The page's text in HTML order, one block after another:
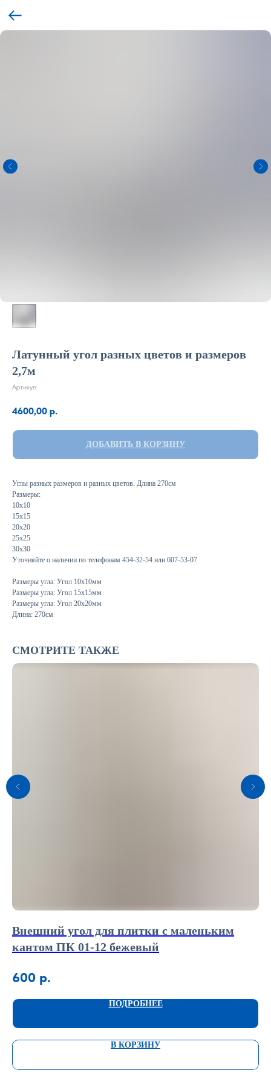
Латунный угол разных цветов и размеров
2,7м
Артикул:
4600,00 р.
ДОБАВИТЬ В КОРЗИНУ
Углы разных размеров и разных цветов. Длина 270см
Размеры:
10х10
15х15
20х20
25х25
30х30
Уточняйте о наличии по телефонам 454-32-54 или 607-53-07
Размеры угла: Угол 10х10мм
Размеры угла: Угол 15х15мм
Размеры угла: Угол 20х20мм
Длина: 270см
СМОТРИТЕ ТАКЖЕ
Внешний угол для плитки с маленьким
кантом ПК 01-12 бежевый
600 р.
ПОДРОБНЕЕ
В КОРЗИНУ